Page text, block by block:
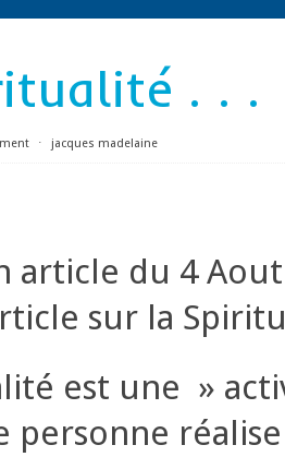
. . .
⋅ jacques madelaine
article du 4
sur la
est une »
personne